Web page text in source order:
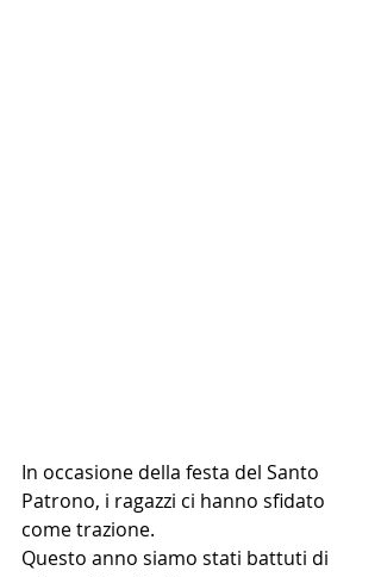
In occasione della festa del Santo
Patrono, i ragazzi ci hanno sfidato
come trazione.
Questo anno siamo stati battuti di